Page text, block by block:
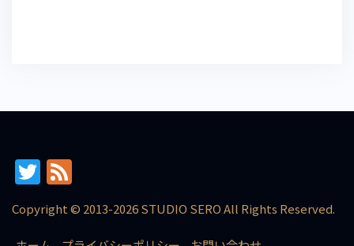
T
w
itt
e
e
Copyright © 2013-2026 STUDIO SERO All Rights Reserved.